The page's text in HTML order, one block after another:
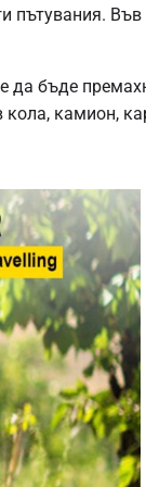
пътувания.
бъде
камион,